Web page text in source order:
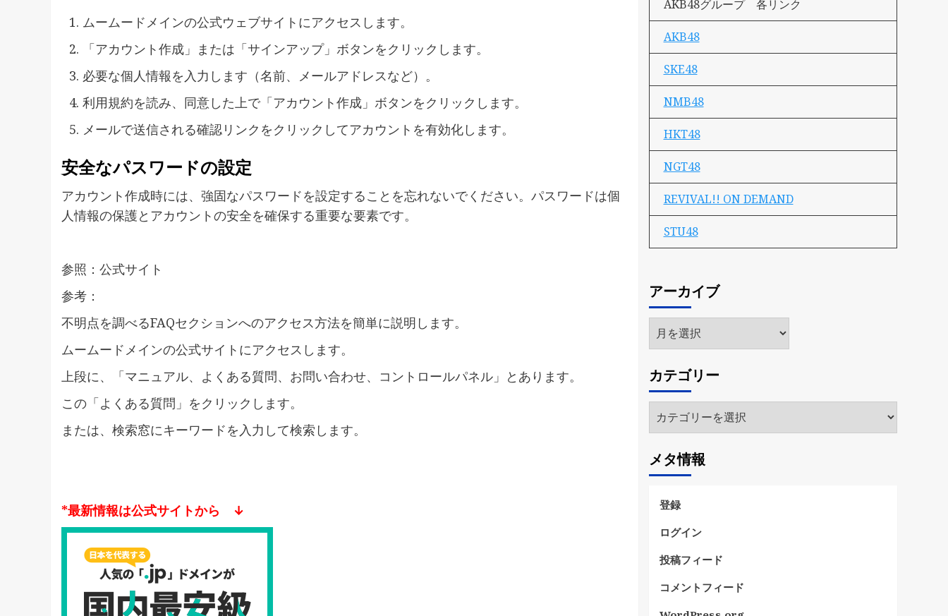
ムームードメインの公式ウェブサイトにアクセスします。
「アカウント作成」または「サインアップ」ボタンをクリックします。
必要な個人情報を入力します（名前、メールアドレスなど）。
利用規約を読み、同意した上で「アカウント作成」ボタンをクリックします。
メールで送信される確認リンクをクリックしてアカウントを有効化します。
安全なパスワードの設定
アカウント作成時には、強固なパスワードを設定することを忘れないでください。パスワードは個
人情報の保護とアカウントの安全を確保する重要な要素です。
参照：公式サイト
参考：
不明点を調べるFAQセクションへのアクセス方法を簡単に説明します。
ムームードメインの公式サイトにアクセスします。
上段に、「マニュアル、よくある質問、お問い合わせ、コントロールパネル」とあります。
この「よくある質問」をクリックします。
または、検索窓にキーワードを入力して検索します。
*最新情報は公式サイトから ↓
AKB48グループ 各リンク
AKB48
SKE48
NMB48
HKT48
NGT48
REVIVAL!! ON DEMAND
STU48
アーカイブ
ア
ー
イ
ブ
カテゴリー
テ
リ
ー
メタ情報
登録
ログイン
投稿フィード
コメントフィード